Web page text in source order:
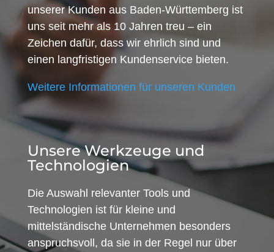
unserer Kunden aus Baden-Württemberg ist
uns seit mehr als 10 Jahren treu – ein
Zeichen dafür, dass wir ehrlich sind und
einen langfristigen Kundenservice bieten.
Weitere Informationen für unseren Kunden
Unsere Werkzeuge und
Technologien
Die Auswahl relevanter Tools und
Technologien ist für kleine und
mittelständische Unternehmen besonders
anspruchsvoll, da sie in der Regel nur über